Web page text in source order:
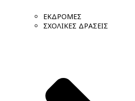
ΕΚΔΡΟΜΕΣ
ΣΧΟΛΙΚΕΣ ΔΡΑΣΕΙΣ